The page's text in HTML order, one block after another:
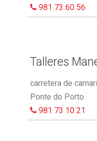
981 73 60 56
Talleres
carretera de
Ponte do Porto
981 73 10 21